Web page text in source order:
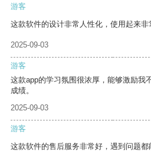
游客
这款软件的设计非常人性化，使用起来非
2025-09-03
游客
这款app的学习氛围很浓厚，能够激励我
成绩。
2025-09-03
游客
这款软件的售后服务非常好，遇到问题都